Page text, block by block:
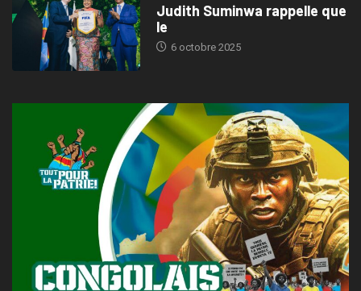
Judith Suminwa rappelle que
le
6 octobre 2025